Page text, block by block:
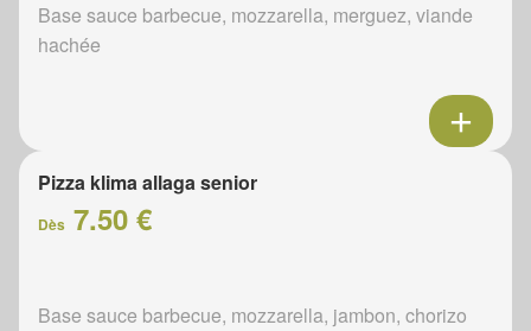
Base sauce barbecue, mozzarella, merguez, viande
hachée
Pizza klima allaga senior
Dès 7.50 €
Base sauce barbecue, mozzarella, jambon, chorizo